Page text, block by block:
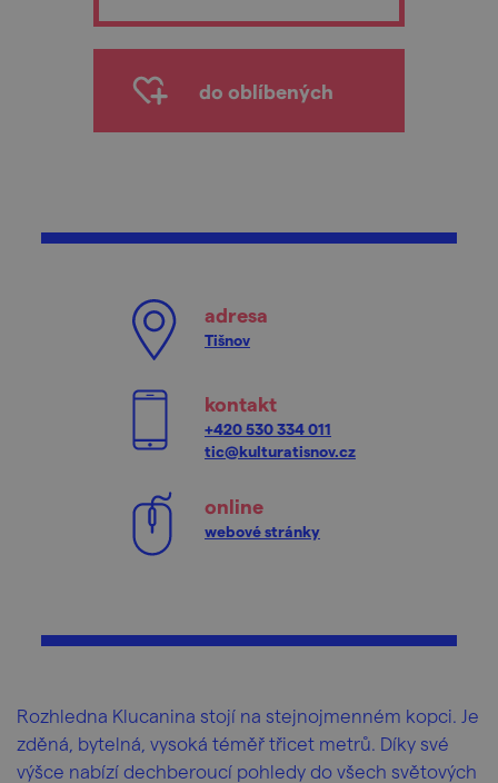
do oblíbených
adresa
Tišnov
kontakt
+420 530 334 011
tic@kulturatisnov.cz
online
webové stránky
Rozhledna Klucanina stojí na stejnojmenném kopci. Je
zděná, bytelná, vysoká téměř třicet metrů. Díky své
výšce nabízí dechberoucí pohledy do všech světových